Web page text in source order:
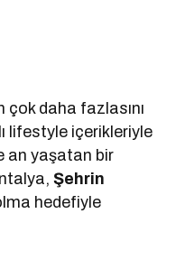
daha fazlasını
lifestyle içerikleriyle
an yaşatan bir
Şehrin
hedefiyle